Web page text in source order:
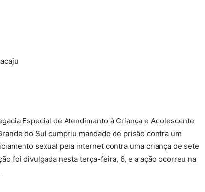
Especial de Atendimento à Criança e Adolescente
do Sul cumpriu mandado de prisão contra um
sexual pela internet contra uma criança de sete
foi divulgada nesta terça-feira, 6, e a ação ocorreu na